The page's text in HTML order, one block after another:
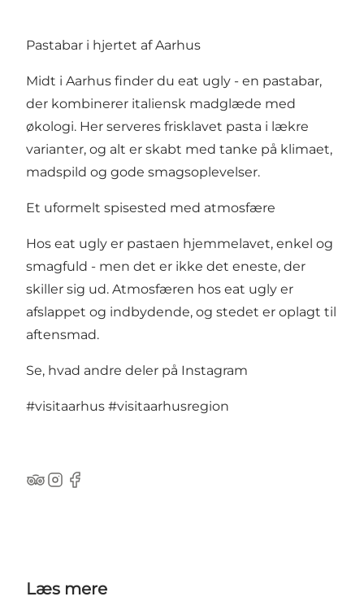
Pastabar i hjertet af Aarhus
Midt i Aarhus finder du eat ugly - en pastabar,
der kombinerer italiensk madglæde med
økologi. Her serveres frisklavet pasta i lækre
varianter, og alt er skabt med tanke på klimaet,
madspild og gode smagsoplevelser.
Et uformelt spisested med atmosfære
Hos eat ugly er pastaen hjemmelavet, enkel og
smagfuld - men det er ikke det eneste, der
skiller sig ud. Atmosfæren hos eat ugly er
afslappet og indbydende, og stedet er oplagt til
aftensmad.
Se, hvad andre deler på Instagram
#visitaarhus #visitaarhusregion
TripAdvisor
Instagram
Facebook
Læs mere